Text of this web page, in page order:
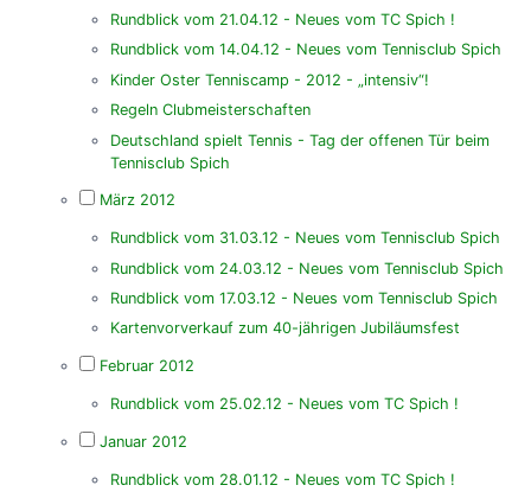
Rundblick vom 21.04.12 - Neues vom TC Spich !
Rundblick vom 14.04.12 - Neues vom Tennisclub Spich
Kinder Oster Tenniscamp - 2012 - „intensiv“!
Regeln Clubmeisterschaften
Deutschland spielt Tennis - Tag der offenen Tür beim
Tennisclub Spich
März 2012
Rundblick vom 31.03.12 - Neues vom Tennisclub Spich
Rundblick vom 24.03.12 - Neues vom Tennisclub Spich
Rundblick vom 17.03.12 - Neues vom Tennisclub Spich
Kartenvorverkauf zum 40-jährigen Jubiläumsfest
Februar 2012
Rundblick vom 25.02.12 - Neues vom TC Spich !
Januar 2012
Rundblick vom 28.01.12 - Neues vom TC Spich !